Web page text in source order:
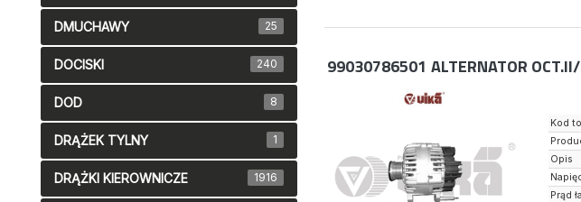
99030786501 ALTERNATOR
Kod
Opis
Prąd
DMUCHAWY 25
DOCISKI 240
DOD 8
DRĄŻEK TYLNY 1
DRĄŻKI KIEROWNICZE 1916